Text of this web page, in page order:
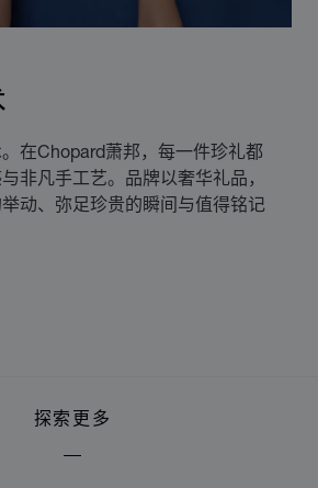
在Chopard萧邦，每一件珍礼都
非凡手工艺。品牌以奢华礼品，
动、弥足珍贵的瞬间与值得铭记
探索更多